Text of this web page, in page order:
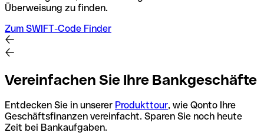
Überweisung zu finden.
Zum SWIFT-Code Finder
Vereinfachen Sie Ihre Bankgeschäfte
Entdecken Sie in unserer Produkttour, wie Qonto Ihre
Geschäftsfinanzen vereinfacht. Sparen Sie noch heute
Zeit bei Bankaufgaben.